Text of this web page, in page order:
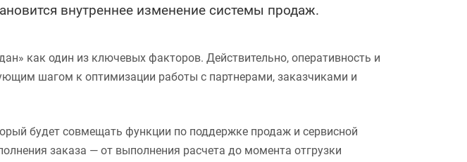
внутреннее изменение системы продаж.
как один из ключевых факторов. Действительно, оперативность и
шагом к оптимизации работы с партнерами, заказчиками и
будет совмещать функции по поддержке продаж и сервисной
заказа — от выполнения расчета до момента отгрузки